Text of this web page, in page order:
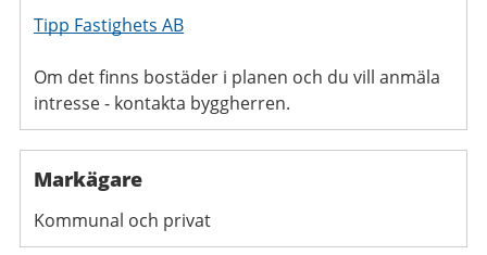
Tipp Fastighets AB
Om det finns bostäder i planen och du vill anmäla
intresse - kontakta byggherren.
Markägare
Kommunal och privat